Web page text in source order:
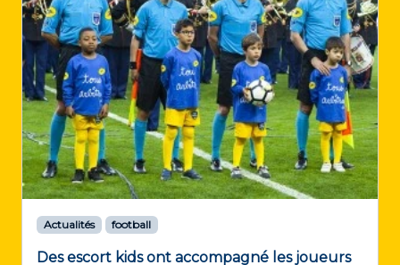
Actualités football
Des escort kids ont accompagné les joueurs